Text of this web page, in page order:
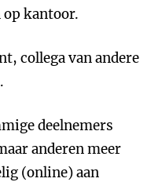
kantoor.
collega van andere
deelnemers
anderen meer
(online) aan